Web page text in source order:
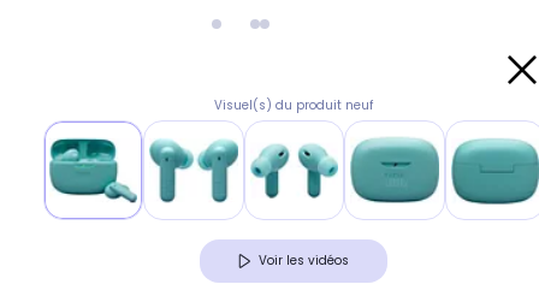
Visuel(s) du produit neuf
Voir les vidéos